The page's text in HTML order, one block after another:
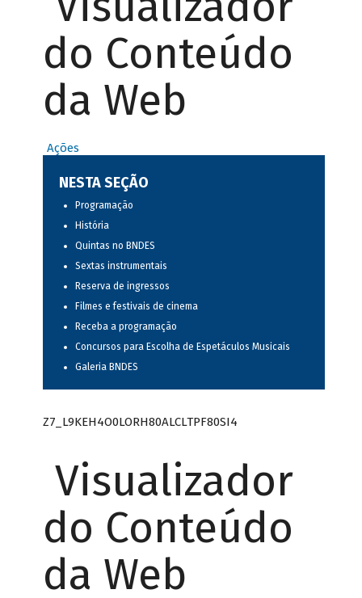
do Conteúdo
da Web
Ações
NESTA SEÇÃO
Programação
História
Quintas no BNDES
Sextas instrumentais
Reserva de ingressos
Filmes e festivais de cinema
Receba a programação
Concursos para Escolha de Espetáculos Musicais
Galeria BNDES
Z7_L9KEH4O0LORH80ALCLTPF80SI4
Visualizador
do Conteúdo
da Web